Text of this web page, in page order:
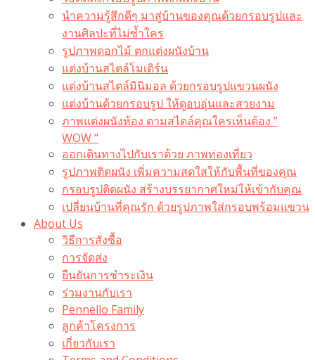
นำความรู้สึกดีๆ มาสู่บ้านของคุณด้วยกรอบรูปและ
งานศิลปะที่ไม่ซ้ำใคร
รูปภาพดอกไม้ ตกแต่งผนังบ้าน
แต่งบ้านสไตล์โมเดิร์น
แต่งบ้านสไตล์มินิมอล ด้วยกรอบรูปแขวนผนัง
แต่งบ้านด้วยกรอบรูป ให้ดูอบอุ่นและสวยงาม
ภาพแต่งผนังห้อง ตามสไตล์คุณใครเห็นต้อง ”
WOW “
ออกเดินทางไปกับเราด้วย ภาพท่องเที่ยว
รูปภาพติดผนัง เพิ่มความสดใสให้กับพื้นที่ของคุณ
กรอบรูปติดผนัง สร้างบรรยากาศใหม่ให้เข้ากับคุณ
เปลี่ยนบ้านที่คุณรัก ด้วยรูปภาพใส่กรอบพร้อมแขวน​
About Us
วิธีการสั่งซื้อ
การจัดส่ง
ยืนยันการชำระเงิน
ร่วมงานกับเรา
Pennello Family
ลูกค้าโครงการ
เกี่ยวกับเรา